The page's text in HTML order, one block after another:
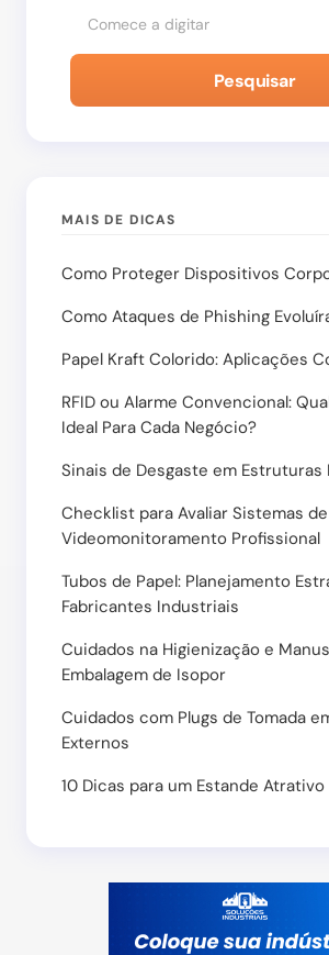
Pesquisar
MAIS DE DICAS
Como Proteger Dispositivos
Como Ataques de Phishing
Papel Kraft Colorido: Aplicações
RFID ou Alarme Convencional:
Ideal Para Cada Negócio?
Sinais de Desgaste em Estruturas
Checklist para Avaliar Sistemas de
Videomonitoramento Profissional
Tubos de Papel: Planejamento
Fabricantes Industriais
Cuidados na Higienização e
Embalagem de Isopor
Cuidados com Plugs de Tomada
Externos
10 Dicas para um Estande Atrativo